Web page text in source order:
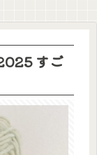
すご